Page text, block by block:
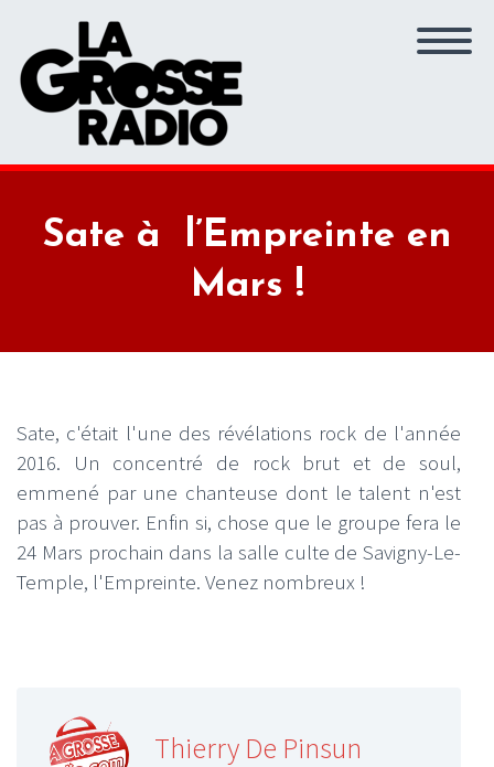
Sate à l’Empreinte en
Mars !
Sate, c'était l'une des révélations rock de l'année
2016. Un concentré de rock brut et de soul,
emmené par une chanteuse dont le talent n'est
pas à prouver. Enfin si, chose que le groupe fera le
24 Mars prochain dans la salle culte de Savigny-Le-
Temple, l'Empreinte. Venez nombreux !
Thierry De Pinsun